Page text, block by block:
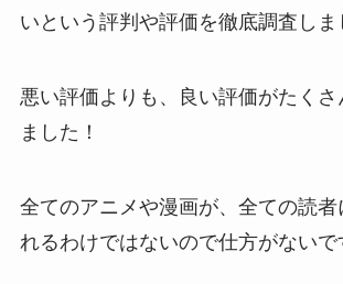
いという評判や評価を徹底調査しま
悪い評価よりも、良い評価がたくさ
ました！
全てのアニメや漫画が、全ての読者
れるわけではないので仕方がないで